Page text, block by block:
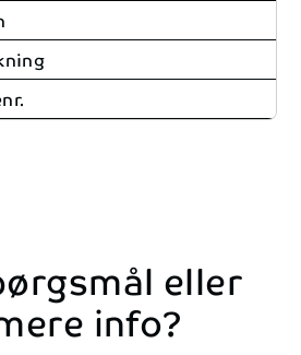
eller
info?